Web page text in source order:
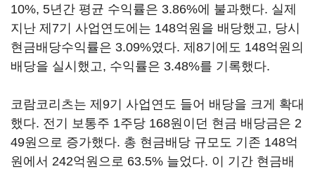
10%, 5년간 평균 수익률은 3.86%에 불과했다. 실제
지난 제7기 사업연도에는 148억원을 배당했고, 당시
현금배당수익률은 3.09%였다. 제8기에도 148억원의
배당을 실시했고, 수익률은 3.48%를 기록했다.
코람코리츠는 제9기 사업연도 들어 배당을 크게 확대
했다. 전기 보통주 1주당 168원이던 현금 배당금은 2
49원으로 증가했다. 총 현금배당 규모도 기존 148억
원에서 242억원으로 63.5% 늘었다. 이 기간 현금배